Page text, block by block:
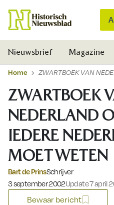
Nieuwsbrief Magazine
Home ZWARTBOEK VAN
ZWARTBOEK
NEDERLAND
IEDERE
MOET WETEN
Bart de PrinsSchrijver
Gepubliceerd op:
3 september 2002Update 7 april
Bewaar bericht